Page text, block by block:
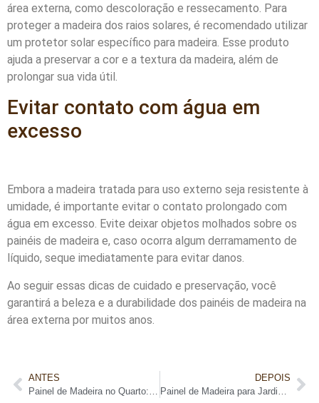
área externa, como descoloração e ressecamento. Para
proteger a madeira dos raios solares, é recomendado utilizar
um protetor solar específico para madeira. Esse produto
ajuda a preservar a cor e a textura da madeira, além de
prolongar sua vida útil.
Evitar contato com água em
excesso
Embora a madeira tratada para uso externo seja resistente à
umidade, é importante evitar o contato prolongado com
água em excesso. Evite deixar objetos molhados sobre os
painéis de madeira e, caso ocorra algum derramamento de
líquido, seque imediatamente para evitar danos.
Ao seguir essas dicas de cuidado e preservação, você
garantirá a beleza e a durabilidade dos painéis de madeira na
área externa por muitos anos.
ANTES
Painel de Madeira no Quarto: Um Ambiente Aconchegante
DEPOIS
Painel de Madeira para Jardim: uma opção charmosa e funcional